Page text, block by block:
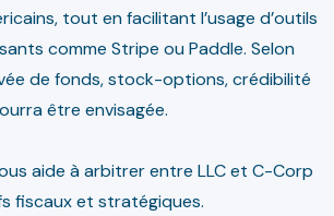
tout en facilitant l’usage d’outils
comme Stripe ou Paddle. Selon
de fonds, stock-options, crédibilité
être envisagée.
aide à arbitrer entre LLC et C-Corp
fiscaux et stratégiques.